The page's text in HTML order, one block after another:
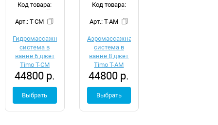
Код товара:
Арт.: T-CM
Гидромассажная
система в
ванне 6 джет
Timo T-СМ
44800 р.
Выбрать
Код товара:
Арт.: T-AM
Аэромассажная
система в
ванне 8 джет
Timo T-АМ
44800 р.
Выбрать